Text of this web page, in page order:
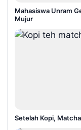
Mahasiswa Unram
Mujur
Setelah Kopi,